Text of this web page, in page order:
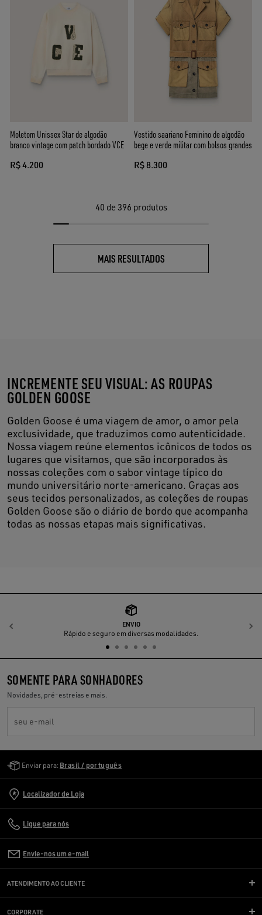
Moletom Unissex Star de algodão
branco vintage com patch bordado VCE
R$ 4.200
Vestido saariano Feminino de algodão
bege e verde militar com bolsos grandes
R$ 8.300
40 de 396 produtos
MAIS RESULTADOS
INCREMENTE SEU VISUAL: AS ROUPAS
GOLDEN GOOSE
Golden Goose é uma viagem de amor, o amor pela
exclusividade, que traduzimos como autenticidade.
Nossa viagem reúne elementos icônicos de todos os
lugares que visitamos, que são incorporados às
nossas coleções com o sabor vintage típico do
mundo universitário norte-americano. Graças aos
seus tecidos personalizados, as coleções de roupas
Golden Goose são o diário de bordo que acompanha
todas as nossas etapas mais significativas.
ENVIO
Rápido e seguro em diversas modalidades.
Anterior
SOMENTE PARA SONHADORES
Novidades, pré-estreias e mais.
seu e-mail
Enviar para: Brasil / português
Localizador de Loja
Ligue para nós
Envie-nos um e-mail
ATENDIMENTO AO CLIENTE
CORPORATE